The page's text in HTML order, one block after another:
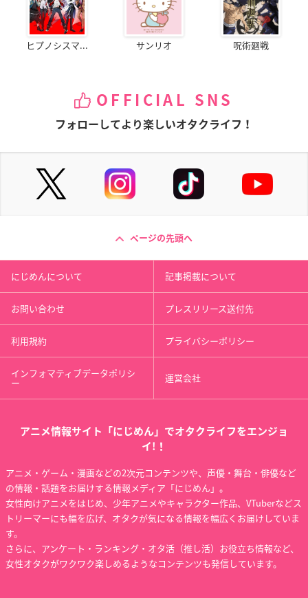
ヒプノシスマ... サンリオ 呪術廻戦
OFFICIAL SNS
フォローしてより楽しいオタクライフ！
ページの先頭へ
にじめんについて 記事掲載について
お問い合わせ プレスリリース送付先
利用規約 プライバシーポリシー
インフォマティブデータポリシ
ー 運営会社
アニメ情報サイト「にじめん」でオタクライフをエンジョ
イ!！
アニメ・ゲーム・漫画などの2次元コンテンツや、声優・舞台・俳優など
の情報・話題をお届けする情報メディア「にじめん」。
女性向けアニメをはじめ、少年アニメやキャラクター作品、VTuberなどス
トリーマーにも幅を広げ、オタクが気になる情報を幅広くお届けしていま
す。
さらに、アンケート・ランキング・オタ活（推し活）お役立ち情報など、
女性オタクがワクワク楽しめるようなコンテンツも発信しています。